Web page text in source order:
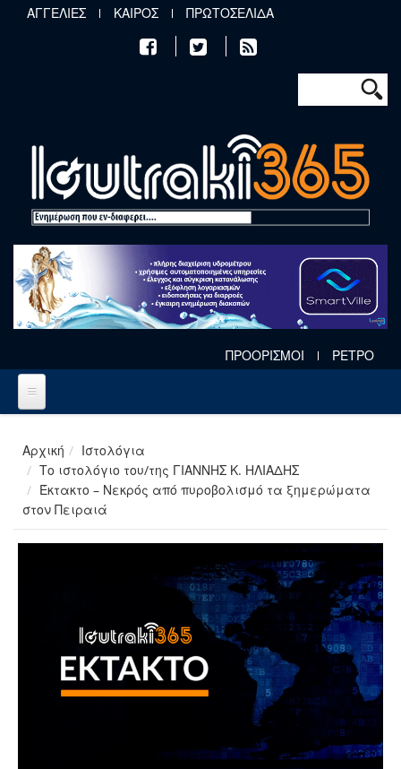
Παράκαμψη προς το κυρίως περιεχόμενο
ΑΓΓΕΛΙΕΣ ΚΑΙΡΟΣ ΠΡΩΤΟΣΕΛΙΔΑ
Φόρμα
Αναζήτηση
ΠΡΟΟΡΙΣΜΟΙ ΡΕΤΡΟ
Αρχική
Ιστολόγια
Το ιστολόγιο του/της ΓΙΑΝΝΗΣ Κ. ΗΛΙΑΔΗΣ
Έκτακτο – Νεκρός από πυροβολισμό τα ξημερώματα
στον Πειραιά